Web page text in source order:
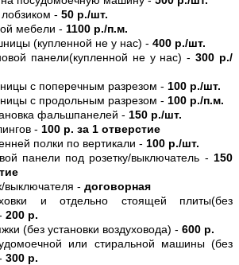
- 50 р./шт.
мебели - 1100 р./п.м.
(купленной не у нас) - 400 р./шт.
панели(купленной не у нас) -300 р./
с поперечным разрезом - 100 р./шт.
с продольным разрезом - 100 р./п.м.
фальшпанелей - 150 р./шт.
- 100 р. за 1 отверстие
полки по вертикали - 100 р./шт.
панели под розетку/выключатель - 150
выключателя - договорная
и отдельно стоящей плиты(без
200 р.
(без установки воздуховода) - 600 р.
или стиральной машины (без
300 р.